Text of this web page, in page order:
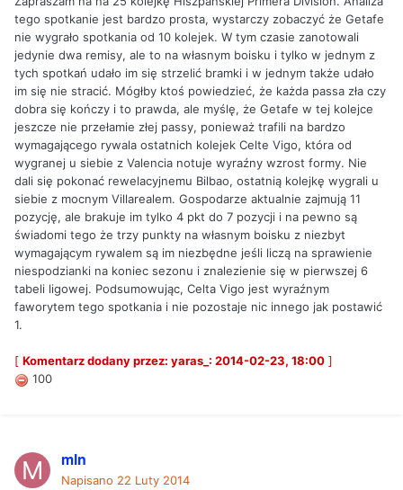
tego spotkanie jest bardzo prosta, wystarczy zobaczyć że Getafe
nie wygrało spotkania od 10 kolejek. W tym czasie zanotowali
jedynie dwa remisy, ale to na własnym boisku i tylko w jednym z
tych spotkań udało im się strzelić bramki i w jednym także udało
im się nie stracić. Mógłby ktoś powiedzieć, że każda passa zła czy
dobra się kończy i to prawda, ale myślę, że Getafe w tej kolejce
jeszcze nie przełamie złej passy, ponieważ trafili na bardzo
wymagającego rywala ostatnich kolejek Celte Vigo, która od
wygranej u siebie z Valencia notuje wyraźny wzrost formy. Nie
dali się pokonać rewelacyjnemu Bilbao, ostatnią kolejkę wygrali u
siebie z mocnym Villarealem. Gospodarze aktualnie zajmują 11
pozycję, ale brakuje im tylko 4 pkt do 7 pozycji i na pewno są
świadomi tego że trzy punkty na własnym boisku z niezbyt
wymagającym rywalem są im niezbędne jeśli liczą na sprawienie
niespodzianki na koniec sezonu i znalezienie się w pierwszej 6
tabeli ligowej. Podsumowując, Celta Vigo jest wyraźnym
faworytem tego spotkania i nie pozostaje nic innego jak postawić
1.
[ Komentarz dodany przez: yaras_: 2014-02-23, 18:00 ]
100
mln
Napisano 22 Luty 2014